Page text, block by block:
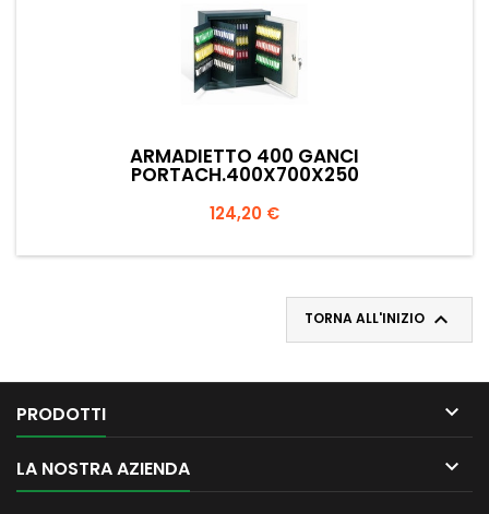
ARMADIETTO 400 GANCI
PORTACH.400X700X250
Prezzo
124,20 €
TORNA ALL'INIZIO 
PRODOTTI 
LA NOSTRA AZIENDA 